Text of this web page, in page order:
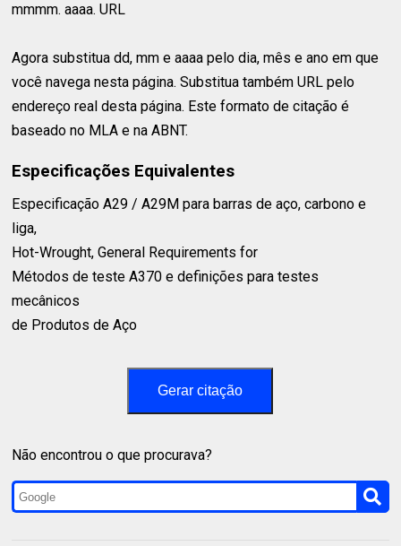
mmmm. aaaa. URL
Agora substitua dd, mm e aaaa pelo dia, mês e ano em que
você navega nesta página. Substitua também URL pelo
endereço real desta página. Este formato de citação é
baseado no MLA e na ABNT.
Especificações Equivalentes
Especificação A29 / A29M para barras de aço, carbono e
liga, ⁣
Hot-Wrought, General Requirements for⁣
Métodos de teste A370 e definições para testes
mecânicos⁣
de Produtos de Aço⁣
Gerar citação
Não encontrou o que procurava?